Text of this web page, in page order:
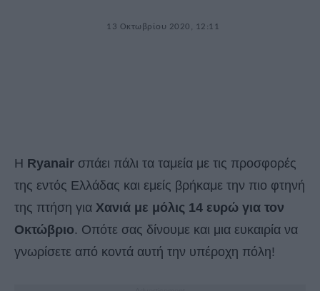
13 Οκτωβρίου 2020, 12:11
Η Ryanair σπάει πάλι τα ταμεία με τις προσφορές
της εντός Ελλάδας και εμείς βρήκαμε την πιο φτηνή
της πτήση για Χανιά με μόλις 14 ευρώ για τον
Οκτώβριο. Οπότε σας δίνουμε και μια ευκαιρία να
γνωρίσετε από κοντά αυτή την υπέροχη πόλη!